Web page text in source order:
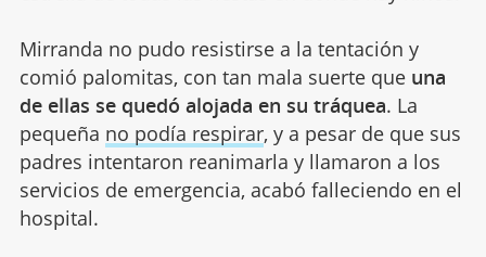
Mirranda no pudo resistirse a la tentación y
comió palomitas, con tan mala suerte que una
de ellas se quedó alojada en su tráquea. La
pequeña no podía respirar, y a pesar de que sus
padres intentaron reanimarla y llamaron a los
servicios de emergencia, acabó falleciendo en el
hospital.